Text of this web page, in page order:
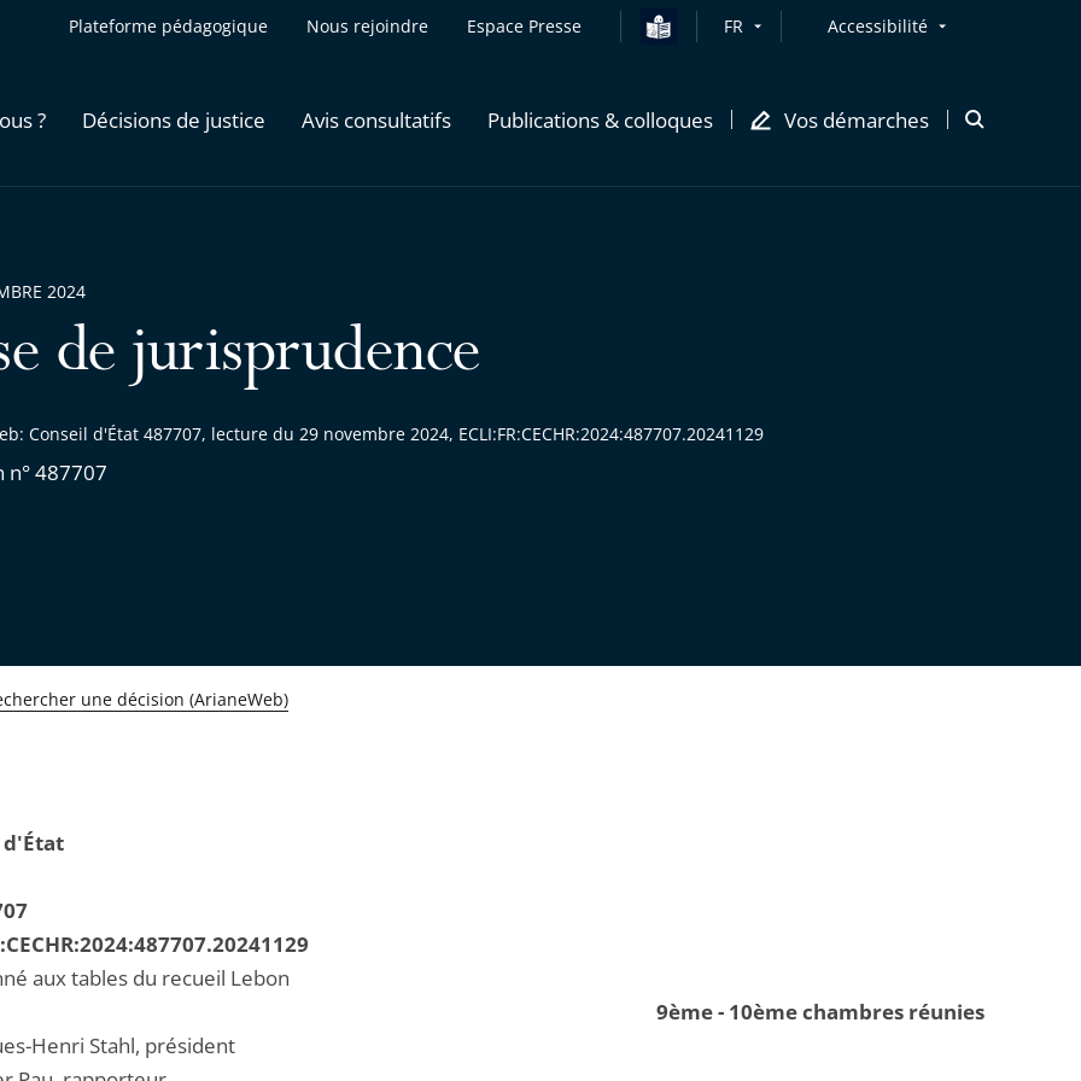
Plateforme pédagogique Nous rejoindre Espace Presse FR Accessibilité
? Décisions de justice Avis consultatifs Publications & colloques Vos démarches
Ouvrir
de jurisprudence
Conseil d'État 487707, lecture du 29 novembre 2024, ECLI:FR:CECHR:2024:487707.20241129
n° 487707
2024
une décision (ArianeWeb)
d'État
aux tables du recueil Lebon
9ème - 10ème chambres réunies
Henri Stahl, président